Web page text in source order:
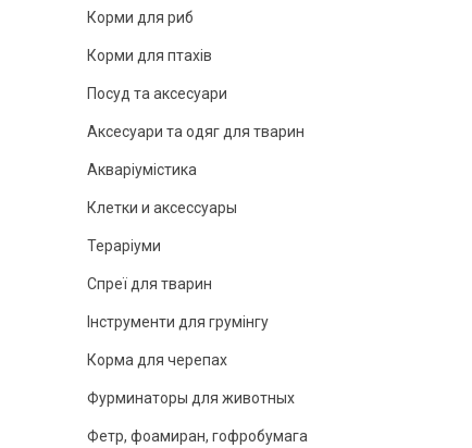
Корми для риб
Корми для птахів
Посуд та аксесуари
Аксесуари та одяг для тварин
Акваріумістика
Клетки и аксессуары
Тераріуми
Спреї для тварин
Інструменти для грумінгу
Корма для черепах
Фурминаторы для животных
Фетр, фоамиран, гофробумага